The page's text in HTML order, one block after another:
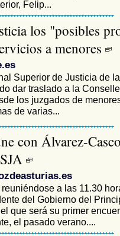
Felip...
los "posibles
a menores
Superior de Justicia de
dar traslado a la
los juzgados de
de varias...
con Álvarez-
a las 11.30
del Gobierno del
que será su primer
el pasado verano....